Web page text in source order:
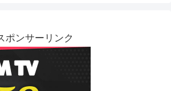
ポンサーリンク